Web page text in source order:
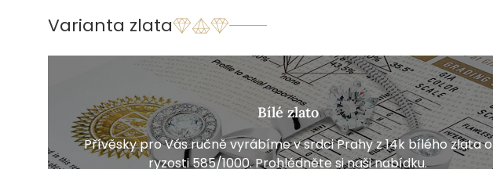
Varianta zlata
Bílé zlato
Přívěsky pro Vás ručně vyrábíme v srdci Prahy z 14k bílého zlata o
ryzosti 585/1000. Prohlédněte si naši nabídku.